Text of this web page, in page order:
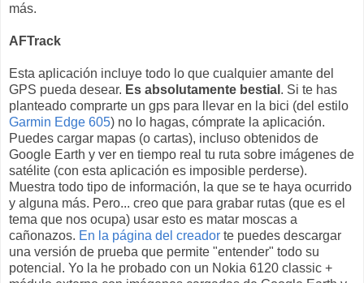
más.
AFTrack
Esta aplicación incluye todo lo que cualquier amante del
GPS pueda desear. Es absolutamente bestial . Si te has
planteado comprarte un gps para llevar en la bici (del estilo
Garmin Edge 605) no lo hagas, cómprate la aplicación.
Puedes cargar mapas (o cartas), incluso obtenidos de
Google Earth y ver en tiempo real tu ruta sobre imágenes de
satélite (con esta aplicación es imposible perderse).
Muestra todo tipo de información, la que se te haya ocurrido
y alguna más. Pero... creo que para grabar rutas (que es el
tema que nos ocupa) usar esto es matar moscas a
cañonazos. En la página del creador te puedes descargar
una versión de prueba que permite "entender" todo su
potencial. Yo la he probado con un Nokia 6120 classic +